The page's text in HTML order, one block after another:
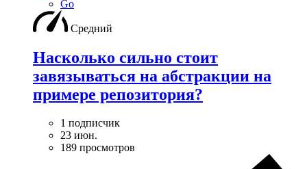
Go
Средний
Насколько сильно стоит
завязываться на абстракции на
примере репозитория?
1 подписчик
23 июн.
189 просмотров